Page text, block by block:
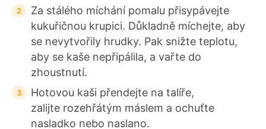
Za stálého míchání pomalu přisypávejte
kukuřičnou krupici. Důkladně míchejte, aby
se nevytvořily hrudky. Pak snižte teplotu,
aby se kaše nepřipálila, a vařte do
zhoustnutí.
Hotovou kaši přendejte na talíře,
zalijte rozehřátým máslem a ochuťte
nasladko nebo naslano.